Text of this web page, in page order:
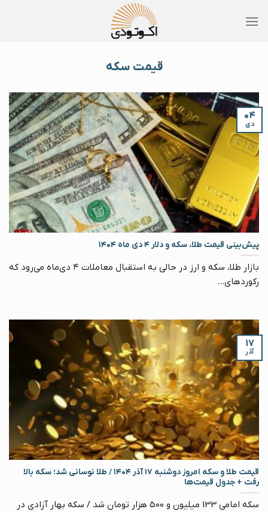
قیمت سکه
پیش‌بینی قیمت طلا، سکه و دلار ۴ دی ماه ۱۴۰۴
بازار طلا، سکه و ارز در حالی به استقبال معاملات ۴ دی‌ماه می‌رود که
رکوردهای...
۰۴
دی
قیمت طلا و سکه امروز دوشنبه ۱۷ آذر ۱۴۰۴ / طلا نوسانی شد؛ سکه بالا
رفت + جدول قیمت‌ها
سکه امامی 133 میلیون و 500 هزار تومان شد / سکه بهار آزادی در
۱۷
آذر